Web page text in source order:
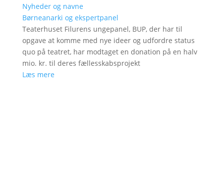
Nyheder og navne
Børneanarki og ekspertpanel
Teaterhuset Filurens ungepanel, BUP, der har til
opgave at komme med nye ideer og udfordre status
quo på teatret, har modtaget en donation på en halv
mio. kr. til deres fællesskabsprojekt
Læs mere